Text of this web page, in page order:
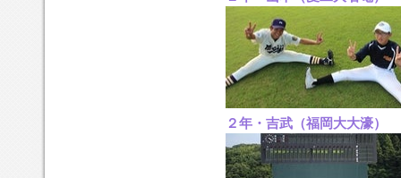
２年・吉武（福岡大大濠）